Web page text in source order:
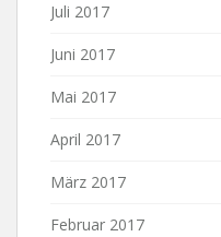
Juli 2017
Juni 2017
Mai 2017
April 2017
März 2017
Februar 2017